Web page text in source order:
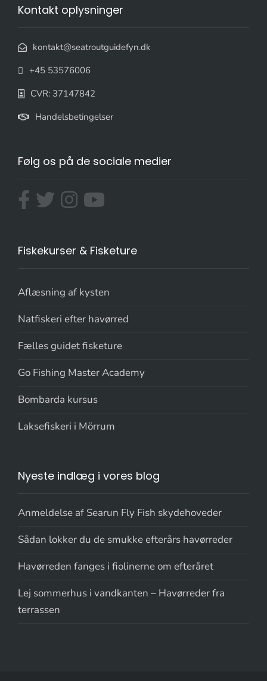
Kontakt oplysninger
kontakt@seatroutguidefyn.dk
+45 53576006
CVR: 37147842
Handelsbetingelser
Følg os på de sociale medier
Fiskekurser & Fisketure
Aflæsning af kysten
Natfiskeri efter havørred
Fælles guidet fisketure
Go Fishing Master Academy
Bombarda kursus
Laksefiskeri i Mörrum
Nyeste indlæg i vores blog
Anmeldelse af Searun Fly Fish skydehoveder
Sådan lokker du de smukke efterårs havørreder
Havørreden fanges i fiolinerne om efteråret
Lej sommerhus i vandkanten – Havørreder fra
terrassen